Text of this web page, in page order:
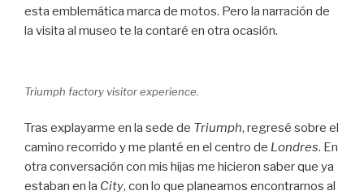
esta emblemática marca de motos. Pero la narración de
la visita al museo te la contaré en otra ocasión.
Triumph factory visitor experience.
Tras explayarme en la sede de Triumph, regresé sobre el
camino recorrido y me planté en el centro de Londres. En
otra conversación con mis hijas me hicieron saber que ya
estaban en la City, con lo que planeamos encontrarnos al